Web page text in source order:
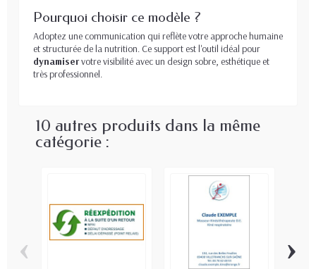
Pourquoi choisir ce modèle ?
Adoptez une communication qui reflète votre approche humaine
et structurée de la nutrition. Ce support est l'outil idéal pour
dynamiservotre visibilité avec un design sobre, esthétique et
très professionnel.
10 autres produits dans la même
catégorie :
‹ ›